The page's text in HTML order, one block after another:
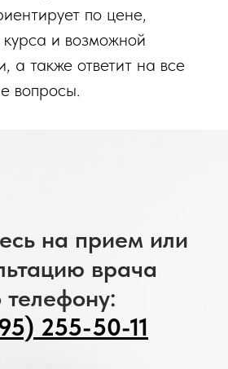
по цене,
курса и возможной
а также ответит на все
вопросы.
на прием или
врача
телефону:
255-50-11